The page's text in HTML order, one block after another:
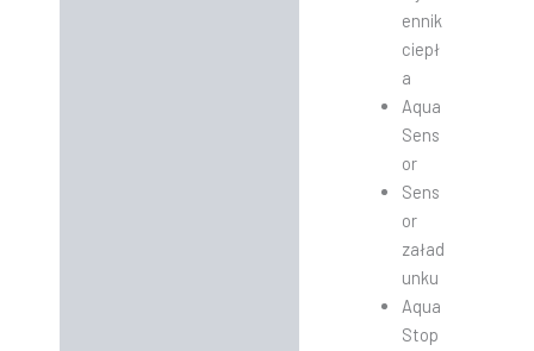
ennik
ciepł
a
Aqua
Sens
or
Sens
or
załad
unku
Aqua
Stop